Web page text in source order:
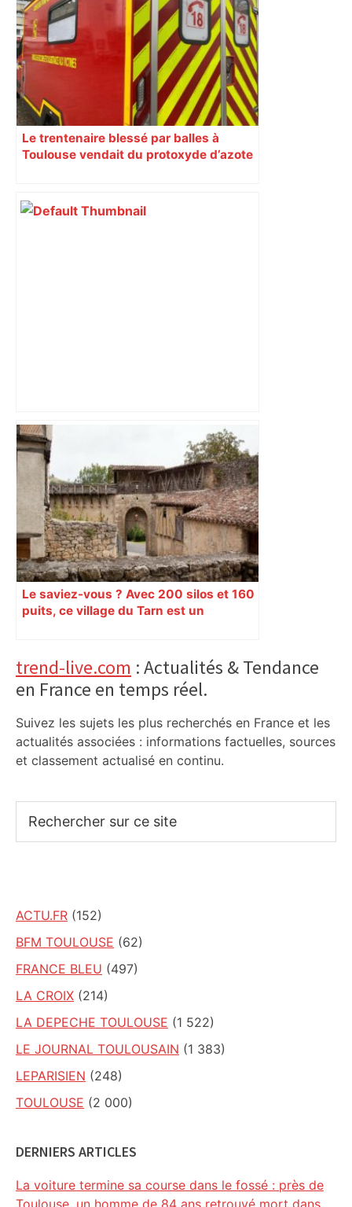
Le trentenaire blessé par balles à
Toulouse vendait du protoxyde d’azote
Vainqueur de Toulouse à Aimé-Giral,
Perpignan se prend à croire au
maintien – L'Équipe
Le saviez-vous ? Avec 200 silos et 160
puits, ce village du Tarn est un
Primary
Sidebar
trend-live.com : Actualités & Tendance
en France en temps réel.
Suivez les sujets les plus recherchés en France et les
actualités associées : informations factuelles, sources
et classement actualisé en continu.
sur
ACTU.FR (152)
BFM TOULOUSE (62)
FRANCE BLEU (497)
LA CROIX (214)
LA DEPECHE TOULOUSE (1 522)
LE JOURNAL TOULOUSAIN (1 383)
LEPARISIEN (248)
TOULOUSE (2 000)
DERNIERS ARTICLES
La voiture termine sa course dans le fossé : près de
Toulouse, un homme de 84 ans retrouvé mort dans